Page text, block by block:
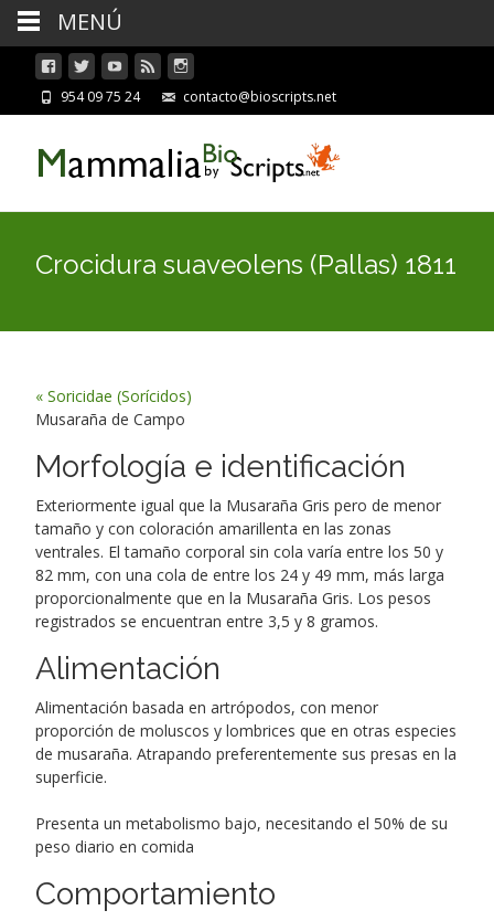
954 09 75 24 contacto@bioscripts.net
Crocidura suaveolens (Pallas) 1811
« Soricidae (Sorícidos)
Musaraña de Campo
Morfología e identificación
Exteriormente igual que la Musaraña Gris pero de menor
tamaño y con coloración amarillenta en las zonas
ventrales. El tamaño corporal sin cola varía entre los 50 y
82 mm, con una cola de entre los 24 y 49 mm, más larga
proporcionalmente que en la Musaraña Gris. Los pesos
registrados se encuentran entre 3,5 y 8 gramos.
Alimentación
Alimentación basada en artrópodos, con menor
proporción de moluscos y lombrices que en otras especies
de musaraña. Atrapando preferentemente sus presas en la
superficie.
Presenta un metabolismo bajo, necesitando el 50% de su
peso diario en comida
Comportamiento
MENÚ